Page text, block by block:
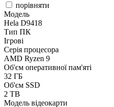
порівняти
Модель
Hela D9418
Тип ПК
Ігрові
Серія процесора
AMD Ryzen 9
Об'єм оперативної пам'яті
32 ГБ
Об'єм SSD
2 TB
Модель відеокарти